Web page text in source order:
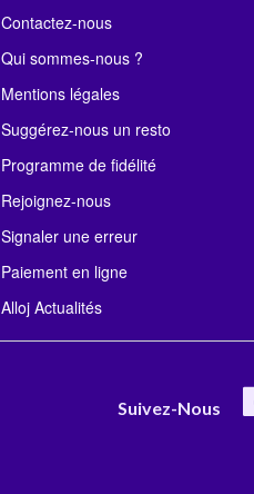
Contactez-nous
Qui sommes-nous ?
Mentions légales
Suggérez-nous un resto
Programme de fidélité
Rejoignez-nous
Signaler une erreur
Paiement en ligne
Alloj Actualités
Suivez-Nous